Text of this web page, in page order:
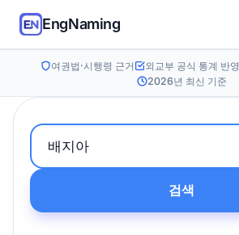
EngNaming
여권법·시행령 근거 외교부 공식 통계 반영
2026년 최신 기준
검색